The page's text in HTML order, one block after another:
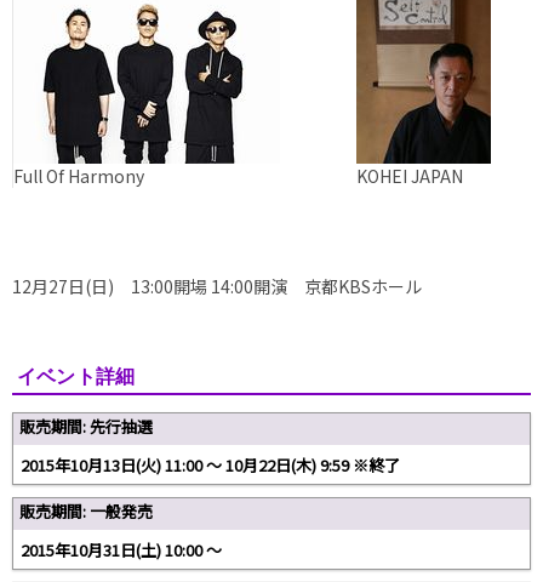
Full Of Harmony KOHEI JAPAN
12月27日(日) 13:00開場 14:00開演 京都KBSホール
イベント詳細
販売期間: 先行抽選
2015年10月13日(火) 11:00 ～ 10月22日(木) 9:59 ※終了
販売期間: 一般発売
2015年10月31日(土) 10:00 ～